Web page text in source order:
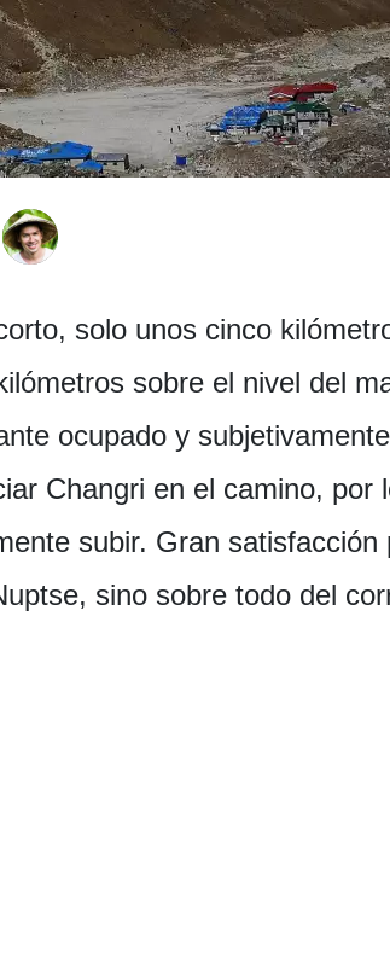
solo unos cinco
sobre el nivel del
ocupado y
Changri en el camino, por
subir. Gran
sino sobre todo del